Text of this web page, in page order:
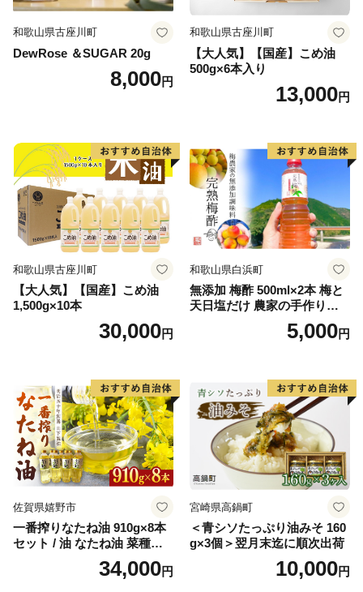
和歌山県古座川町
DewRose ＆SUGAR 20g
8,000円
和歌山県古座川町
【大人気】【国産】こめ油
500g×6本入り
13,000円
和歌山県古座川町
【大人気】【国産】こめ油
1,500g×10本
30,000円
和歌山県白浜町
無添加 梅酢 500ml×2本 梅と
天日塩だけ 農家の手作り完
5,000円
佐賀県嬉野市
一番搾りなたね油 910g×8本
セット / 油 なたね油 菜種油
ナタネ【山下製油】 [NBE00
34,000円
宮崎県高鍋町
＜青シソたっぷり油みそ 160
g×3個＞翌月末迄に順次出荷
10,000円